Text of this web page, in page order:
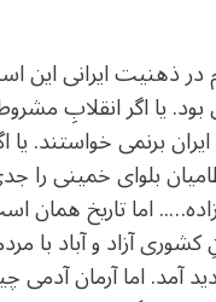
در ذهنیت ایرانی این
بود. یا اگر انقلابِ
برنمی خواستند.
بلوای خمینی را
زاده….. اما تاریخ
آزاد و آباد با
آمد. اما آرمان